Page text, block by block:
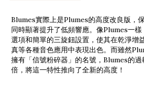
Blumes實際上是Plumes的高度改良版，
同時顯著提升了低頻響應。像Plumes一
選項和簡單的三旋鈕設置，使其在乾淨增
真等各種音色應用中表現出色。而雖然
擁有「信號粉碎器」的名號，Blumes的
倍，將這一特性推向了全新的高度！